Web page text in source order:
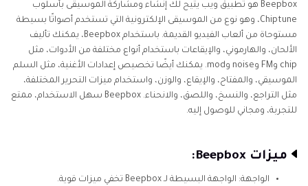
الجزء الرابع: الأسئلة الشائعة حول Beepbox
Beepbox هو تطبيق ويب يتيح لك إنشاء ومشاركة الموسيقى بأسلوب
Chiptune، وهو نوع من الموسيقى الإلكترونية التي تستخدم أصواتًا بسيطة
مستوحاة من ألعاب الفيديو القديمة. باستخدام Beepbox، يمكنك تأليف
الألحان، والهارموني، والإيقاعات باستخدام أنواع مختلفة من الأدوات، مثل
chip وFM وnoise وmod. يمكنك أيضًا تخصيص إعدادات الأغنية، مثل السلم
الموسيقي، والمفتاح، والإيقاع، والوزن، واستخدام ميزات التحرير المختلفة،
مثل التراجع، والنسخ، واللصق، والانحناء. Beepbox سهل الاستخدام، ممتع
للتجربة، ومجاني للوصول إليه.
ميزات Beepbox:
الواجهة: الواجهة البسيطة لـ Beepbox تخفي ميزات قوية.